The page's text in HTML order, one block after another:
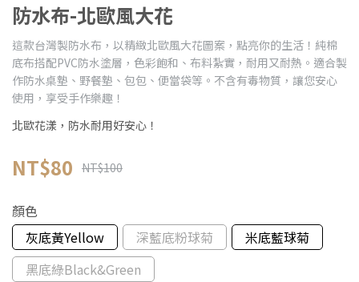
防水布-北歐風大花
這款台灣製防水布，以精緻北歐風大花圖案，點亮你的生活！純棉
底布搭配PVC防水塗層，色彩飽和、布料紮實，耐用又耐熱。適合製
作防水桌墊、野餐墊、包包、便當袋等。不含有毒物質，讓您安心
使用，享受手作樂趣！
北歐花漾，防水耐用好安心！
NT$80 NT$100
顏色
灰底黃Yellow
深藍底粉球菊
米底藍球菊
黑底綠Black&Green